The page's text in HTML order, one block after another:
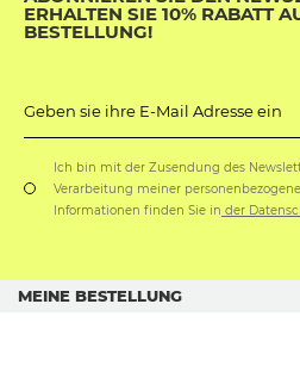
ERHALTEN SIE 10% RABATT
BESTELLUNG!
Geben sie ihre E-Mail Adresse ein
Ich bin mit der Zusendung des
Verarbeitung meiner
Informationen finden Sie in der
MEINE BESTELLUNG